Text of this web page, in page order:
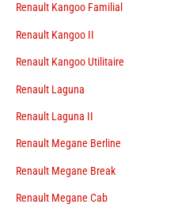
Renault Kangoo Familial
Renault Kangoo II
Renault Kangoo Utilitaire
Renault Laguna
Renault Laguna II
Renault Megane Berline
Renault Megane Break
Renault Megane Cab